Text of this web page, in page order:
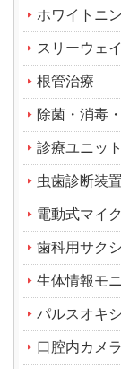
ホワイトニ
スリーウェ
根管治療
除菌・消毒
診療ユニット
虫歯診断装置
電動式マイ
歯科用サク
生体情報モ
パルスオキ
口腔内カメラ